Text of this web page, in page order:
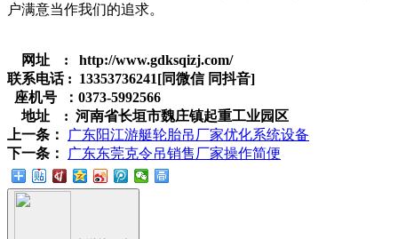
户满意当作我们的追求。
网址 : http://www.gdksqizj.com/
联系电话 : 13353736241[同微信 同抖音]
座机号 ：0373-5992566
地址 : 河南省长垣市魏庄镇起重工业园区
上一条：
广东阳江游艇轮胎吊厂家优化系统设备
下一条：
广东东莞克令吊销售厂家操作简便